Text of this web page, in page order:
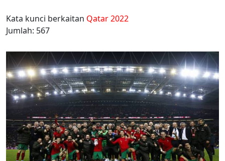
Kata kunci berkaitan Qatar 2022
Jumlah: 567